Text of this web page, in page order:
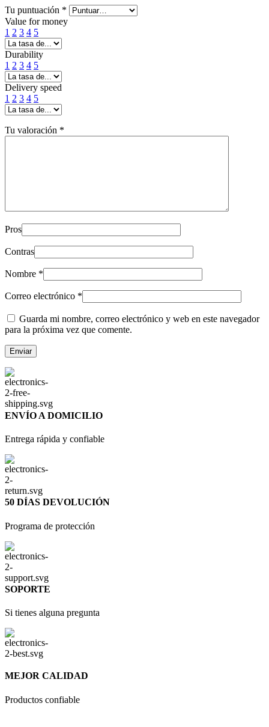
Tu puntuación *
Value for money
1 2 3 4 5
Durability
1 2 3 4 5
Delivery speed
1 2 3 4 5
Tu valoración *
Pros
Contras
Nombre *
Correo electrónico *
Guarda mi nombre, correo electrónico y web en este navegador
para la próxima vez que comente.
ENVÍO A DOMICILIO
Entrega rápida y confiable
50 DÍAS DEVOLUCIÓN
Programa de protección
SOPORTE
Si tienes alguna pregunta
MEJOR CALIDAD
Productos confiable